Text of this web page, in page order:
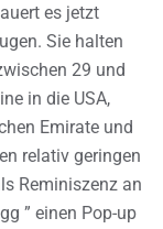
es jetzt
Sie halten
29 und
in die USA,
Emirate und
relativ geringen
Reminiszenz an
” einen Pop-up